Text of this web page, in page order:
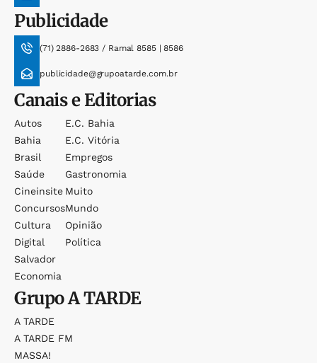
Publicidade
(71) 2886-2683 / Ramal 8585 | 8586
publicidade@grupoatarde.com.br
Canais e Editorias
Autos
Bahia
Brasil
Saúde
Cineinsite
Concursos
Cultura
Digital
Salvador
Economia
E.c. Bahia
E.c. Vitória
Empregos
Gastronomia
Muito
Mundo
Opinião
Política
GrupoA TARDE
A TARDE
A TARDE FM
MASSA!